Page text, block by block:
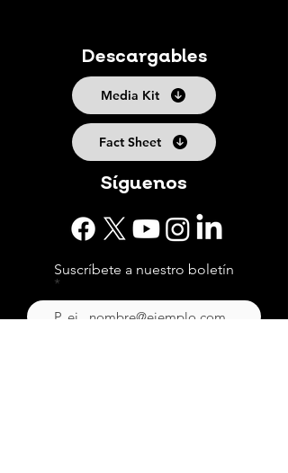
Descargables
Media Kit
Fact Sheet
Síguenos
Suscríbete a nuestro boletín